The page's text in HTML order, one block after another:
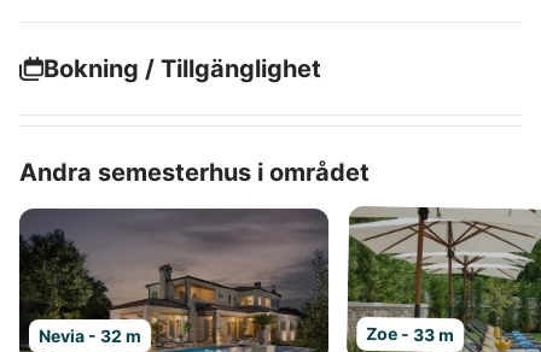
Bokning / Tillgänglighet
Andra semesterhus i området
Nevia - 32 m Zoe - 33 m